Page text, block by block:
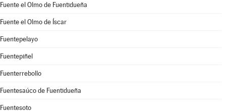
Fuente el Olmo de Fuentidueña
Fuente el Olmo de Íscar
Fuentepelayo
Fuentepiñel
Fuenterrebollo
Fuentesaúco de Fuentidueña
Fuentesoto